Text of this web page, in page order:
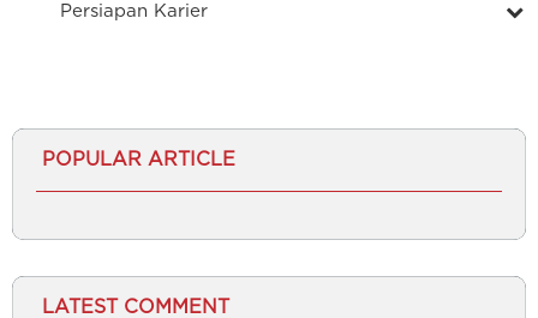
Persiapan Karier
POPULAR ARTICLE
LATEST COMMENT